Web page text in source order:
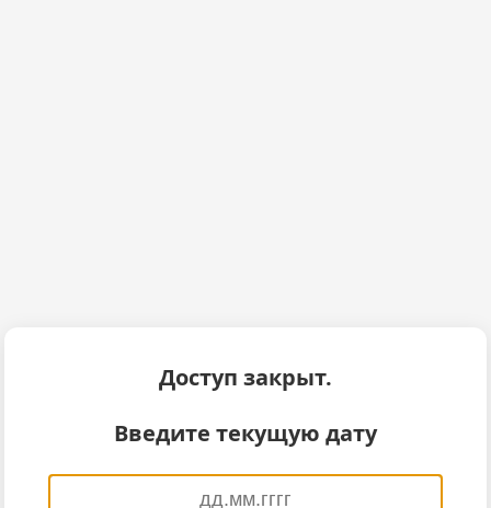
Доступ закрыт.
Введите текущую дату